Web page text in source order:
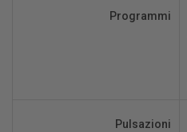
Programmi
Pulsazioni